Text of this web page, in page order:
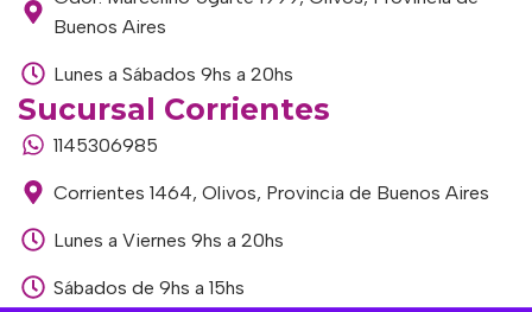
Buenos Aires
Lunes a Sábados 9hs a 20hs
Sucursal Corrientes
1145306985
Corrientes 1464, Olivos, Provincia de Buenos Aires
Lunes a Viernes 9hs a 20hs
Sábados de 9hs a 15hs